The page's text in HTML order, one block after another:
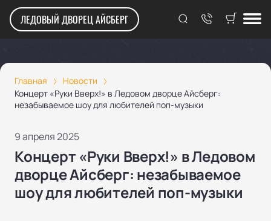
ЛЕДОВЫЙ ДВОРЕЦ АЙСБЕРГ
Главная
Новости
Концерт «Руки Вверх!» в Ледовом дворце Айсберг:
незабываемое шоу для любителей поп-музыки
9 апреля 2025
Концерт «Руки Вверх!» в Ледовом
дворце Айсберг: незабываемое
шоу для любителей поп-музыки